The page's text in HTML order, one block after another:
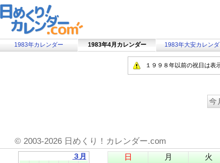
1983年カレンダー 1983年4月カレンダー 1983年大安カレン
１９９８年以前の祝日は表
© 2003-2026 日めくり！カレンダー.com
３月
日 月 火